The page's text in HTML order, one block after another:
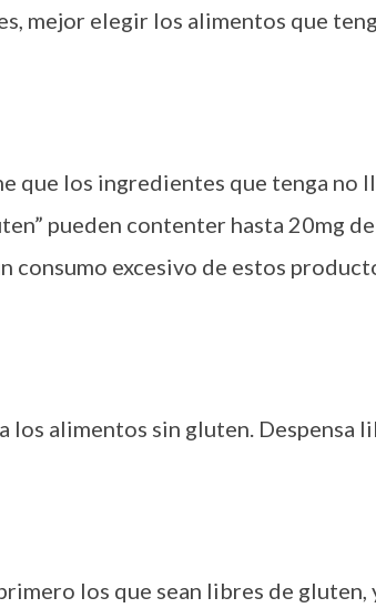
mejor elegir los alimentos que
que los ingredientes que tenga no
pueden contenter hasta 20mg
consumo excesivo de estos
los alimentos sin gluten. Despensa
los que sean libres de gluten,